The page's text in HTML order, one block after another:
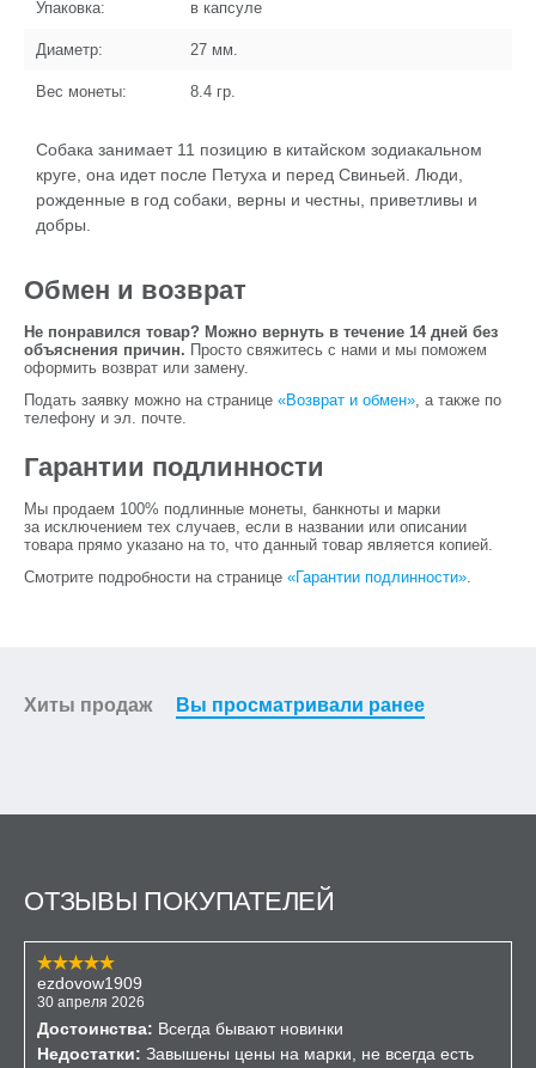
Упаковка: в капсуле
Диаметр: 27 мм.
Вес монеты: 8.4 гр.
Собака занимает 11 позицию в китайском зодиакальном
круге, она идет после Петуха и перед Свиньей. Люди,
рожденные в год собаки, верны и честны, приветливы и
добры.
Обмен и возврат
Не понравился товар? Можно вернуть в течение 14 дней без
объяснения причин. Просто свяжитесь с нами и мы поможем
оформить возврат или замену.
Подать заявку можно на странице «Возврат и обмен», а также по
телефону и эл. почте.
Гарантии подлинности
Мы продаем 100% подлинные монеты, банкноты и марки
за исключением тех случаев, если в названии или описании
товара прямо указано на то, что данный товар является копией.
Смотрите подробности на странице «Гарантии подлинности».
Хиты продаж Вы просматривали ранее
ОТЗЫВЫ ПОКУПАТЕЛЕЙ
ezdovow1909
30 апреля 2026
Достоинства: Всегда бывают новинки
Недостатки: Завышены цены на марки, не всегда есть